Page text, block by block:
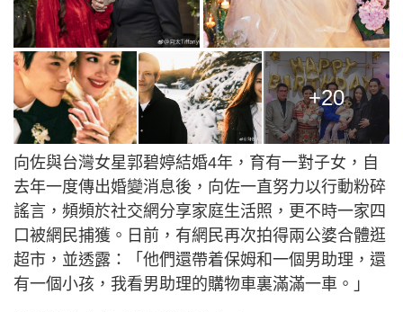
+20
向佐與台灣女星郭碧婷結婚4年，育有一對子女，自
去年一度傳出婚變消息後，向佐一直努力以行動粉碎
謠言，頻頻於社交網分享家庭生活照，更不時一家四
口被網民捕獲。日前，有網民再次拍得兩公婆合體逛
超市，並透露：「他們還帶着保姆和一個男助理，還
有一個小孩，我看男助理的購物車裏滿滿一車。」